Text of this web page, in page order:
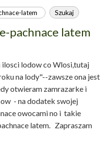
pachnace latem
lodow co Wlosi,tutaj
na lody"--zawsze ona jest
otwieram zamrazarke i
- na dodatek swojej
owocami no i takie
latem. Zapraszam